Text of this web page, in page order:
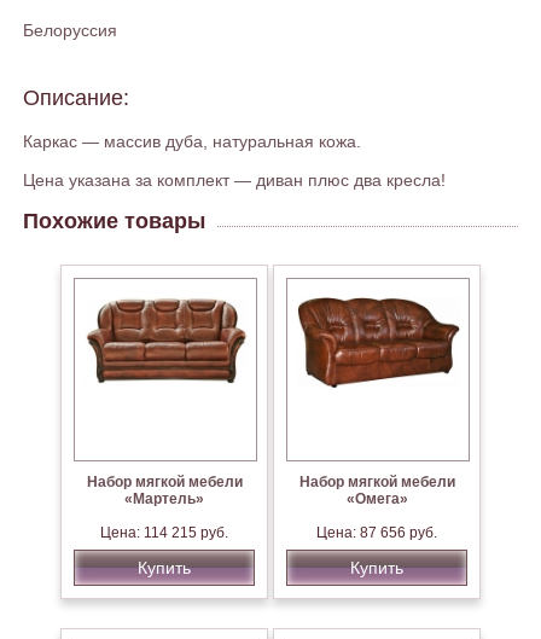
Белоруссия
Описание:
Каркас — массив дуба, натуральная кожа.
Цена указана за комплект — диван плюс два кресла!
Похожие товары
Набор мягкой мебели
«Мартель»
Цена: 114 215 руб.
Купить
Набор мягкой мебели
«Омега»
Цена: 87 656 руб.
Купить